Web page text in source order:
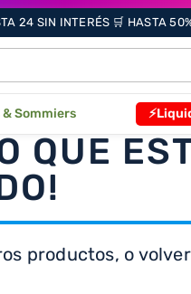
24 SIN INTERÉS 🛒 HASTA 50%
Sommiers
QUE
productos, o